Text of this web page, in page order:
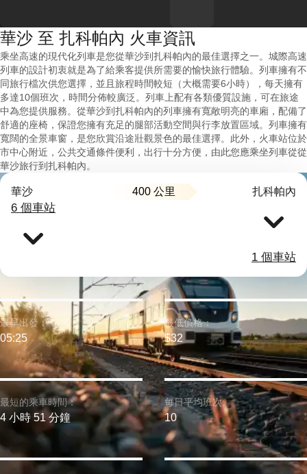
華沙 至 扎科帕內 火車資訊
乘坐高速的現代化列車是您從華沙到扎科帕內的最佳選擇之一。城際高速
列車的設計初衷就是為了給乘客提供所需要的愉快旅行體驗。列車擁有不
同旅行檔次供您選擇，並且旅程時間較短（大概需要6小時），每天擁有
多達10個班次，時間分佈較廣泛。列車上配有各類優質設施，可在旅途
中為您提供服務。從華沙到扎科帕內的列車擁有寬敞明亮的車廂，配備了
舒適的座椅，保證您擁有充足的腿部活動空間與行李放置區域。列車擁有
寬闊的全景車窗，是您欣賞沿途壯觀景色的最佳選擇。此外，火車站位於
市中心附近，公共交通條件便利，出行十分方便，由此您應乘坐列車從從
華沙旅行到扎科帕內。
華沙 400 公里 扎科帕內
6 個車站
1 個車站
最短的乘車時間：
4 小時 51 分鐘
最早出發：
05:25
最低價格：
$32
每日平均班次:
10